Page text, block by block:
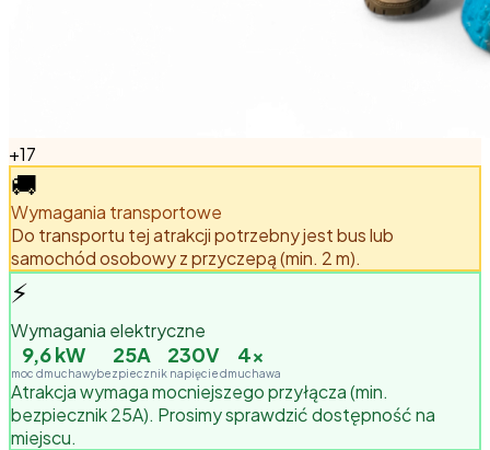
+17
🚚
Wymagania transportowe
Do transportu tej atrakcji potrzebny jest bus lub
samochód osobowy z przyczepą (min. 2 m).
⚡
Wymagania elektryczne
9,6kW
moc dmuchawy
25A
bezpiecznik
230V
napięcie
4×
dmuchawa
Atrakcja wymaga mocniejszego przyłącza (min.
bezpiecznik 25A). Prosimy sprawdzić dostępność na
miejscu.